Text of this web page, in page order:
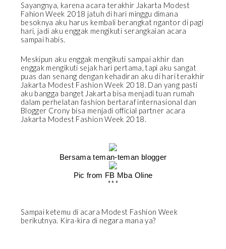
Sayangnya, karena acara terakhir Jakarta Modest
Fahion Week 2018 jatuh di hari minggu dimana
besoknya aku harus kembali berangkat ngantor di pagi
hari, jadi aku enggak mengikuti serangkaian acara
sampai habis.
Meskipun aku enggak mengikuti sampai akhir dan
enggak mengikuti sejak hari pertama, tapi aku sangat
puas dan senang dengan kehadiran aku di hari terakhir
Jakarta Modest Fashion Week 2018. Dan yang pasti
aku bangga banget Jakarta bisa menjadi tuan rumah
dalam perhelatan fashion bertaraf internasional dan
Blogger Crony bisa menjadi official partner acara
Jakarta Modest Fashion Week 2018.
Bersama teman-teman blogger
Pic from FB Mba Oline
***
Sampai ketemu di acara Modest Fashion Week
berikutnya. Kira-kira di negara mana ya?